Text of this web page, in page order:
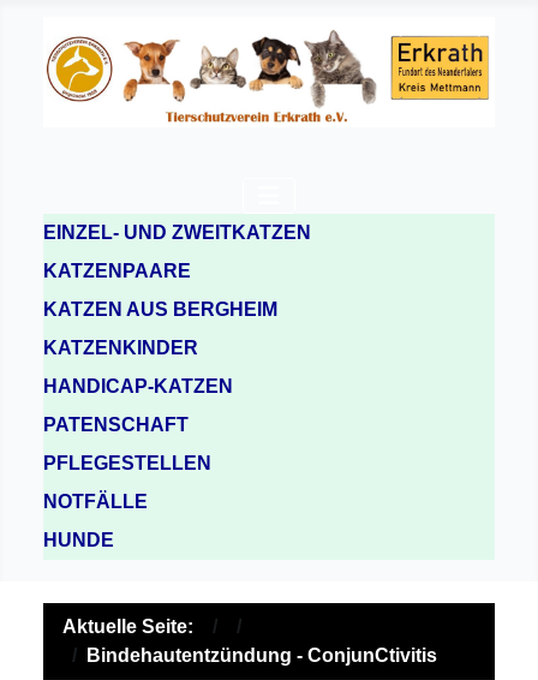
EINZEL- UND ZWEITKATZEN
KATZENPAARE
KATZEN AUS BERGHEIM
KATZENKINDER
HANDICAP-KATZEN
PATENSCHAFT
PFLEGESTELLEN
NOTFÄLLE
HUNDE
Aktuelle Seite:
Bindehautentzündung - ConjunCtivitis